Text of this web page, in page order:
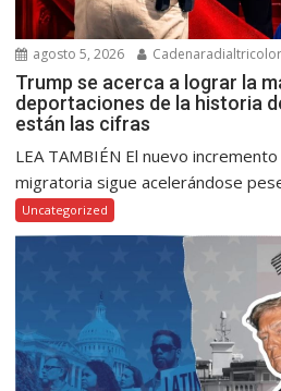
agosto 5, 2026 Cadenaradialtricolor
Trump se acerca a lograr la
deportaciones de la historia
están las cifras
LEA TAMBIÉN El nuevo
migratoria sigue acelerándose
Uncategorized